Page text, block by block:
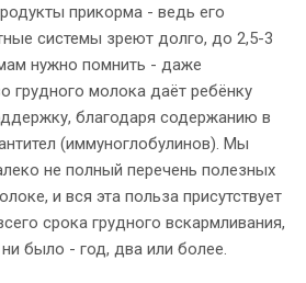
прикорма - ведь его
системы зреют долго, до 2,5-3
нужно помнить - даже
грудного молока даёт ребёнку
благодаря содержанию в
(иммуноглобулинов). Мы
не полный перечень полезных
и вся эта польза присутствует
срока грудного вскармливания,
было - год, два или более.